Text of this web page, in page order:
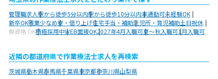
管理職求人駅から徒歩5分以内駅から徒歩10分以内車通勤可未経験OK
新卒OK残業少なめ寮・借り上げ住宅手当・補助託児所・育児補助土日祝休
無資格 OK積極採用中WEB面接OK2027年4月入職可夏～秋入職可1月入職可
近隣の都道府県で作業療法士求人を再検索
茨城県栃木県群馬県千葉県東京都神奈川県山梨県